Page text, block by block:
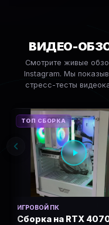
ВИДЕО-
Смотрите живые
Instagram. Мы
стресс-тесты
ТОП СБОРКА
ИГРОВОЙ ПК
Сборка на RTX